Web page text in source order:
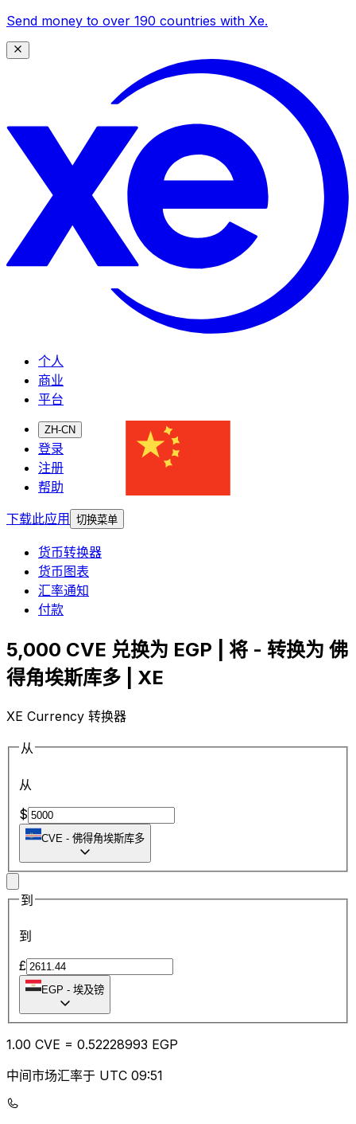
Send money to over 190 countries with Xe.
个人
商业
平台
ZH-CN
登录
注册
帮助
下载此应用
切换菜单
货币转换器
货币图表
汇率通知
付款
5,000 CVE 兑换为 EGP | 将 - 转换为 佛
得角埃斯库多 | XE
XE Currency 转换器
从
从
$
CVE - 佛得角埃斯库多
到
到
£
EGP - 埃及镑
1.00 CVE = 0.52228993 EGP
中间市场汇率于 UTC 09:51